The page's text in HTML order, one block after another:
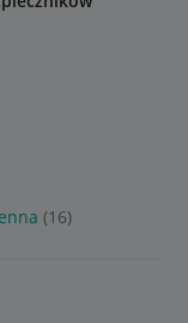
(16)